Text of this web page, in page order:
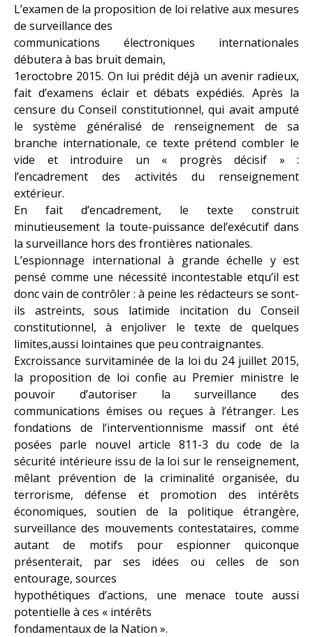
L’examen de la proposition de loi relative aux mesures
de surveillance des
communications électroniques internationales
débutera à bas bruit demain,
1eroctobre 2015. On lui prédit déjà un avenir radieux,
fait d’examens éclair et débats expédiés. Après la
censure du Conseil constitutionnel, qui avait amputé
le système généralisé de renseignement de sa
branche internationale, ce texte prétend combler le
vide et introduire un « progrès décisif » :
l’encadrement des activités du renseignement
extérieur.
En fait d’encadrement, le texte construit
minutieusement la toute-puissance del’exécutif dans
la surveillance hors des frontières nationales.
L’espionnage international à grande échelle y est
pensé comme une nécessité incontestable etqu’il est
donc vain de contrôler : à peine les rédacteurs se sont-
ils astreints, sous latimide incitation du Conseil
constitutionnel, à enjoliver le texte de quelques
limites,aussi lointaines que peu contraignantes.
Excroissance survitaminée de la loi du 24 juillet 2015,
la proposition de loi confie au Premier ministre le
pouvoir d’autoriser la surveillance des
communications émises ou reçues à l’étranger. Les
fondations de l’interventionnisme massif ont été
posées parle nouvel article 811-3 du code de la
sécurité intérieure issu de la loi sur le renseignement,
mêlant prévention de la criminalité organisée, du
terrorisme, défense et promotion des intérêts
économiques, soutien de la politique étrangère,
surveillance des mouvements contestataires, comme
autant de motifs pour espionner quiconque
présenterait, par ses idées ou celles de son
entourage, sources
hypothétiques d’actions, une menace toute aussi
potentielle à ces « intérêts
fondamentaux de la Nation ».